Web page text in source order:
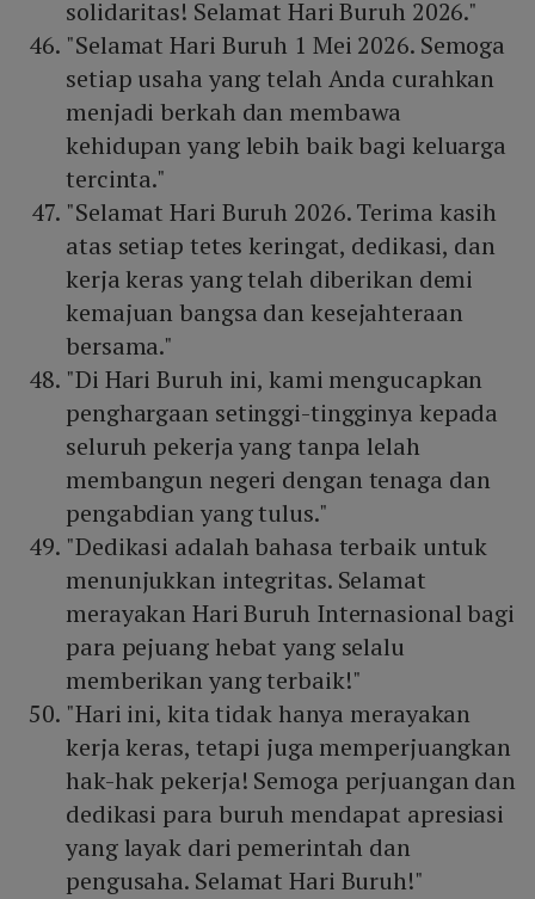
solidaritas! Selamat Hari Buruh 2026."
"Selamat Hari Buruh 1 Mei 2026. Semoga
setiap usaha yang telah Anda curahkan
menjadi berkah dan membawa
kehidupan yang lebih baik bagi keluarga
tercinta."
"Selamat Hari Buruh 2026. Terima kasih
atas setiap tetes keringat, dedikasi, dan
kerja keras yang telah diberikan demi
kemajuan bangsa dan kesejahteraan
bersama."
"Di Hari Buruh ini, kami mengucapkan
penghargaan setinggi-tingginya kepada
seluruh pekerja yang tanpa lelah
membangun negeri dengan tenaga dan
pengabdian yang tulus."
"Dedikasi adalah bahasa terbaik untuk
menunjukkan integritas. Selamat
merayakan Hari Buruh Internasional bagi
para pejuang hebat yang selalu
memberikan yang terbaik!"
"Hari ini, kita tidak hanya merayakan
kerja keras, tetapi juga memperjuangkan
hak-hak pekerja! Semoga perjuangan dan
dedikasi para buruh mendapat apresiasi
yang layak dari pemerintah dan
pengusaha. Selamat Hari Buruh!"